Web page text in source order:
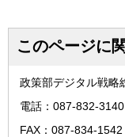
このページに
政策部デジタル戦略
電話：087-832-3140
FAX：087-834-1542